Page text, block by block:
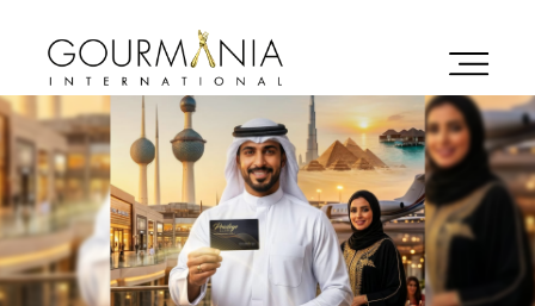
الصفحة
الرئيسية
نحن